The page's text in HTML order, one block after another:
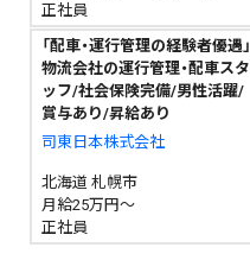
正社員
「配車・運行管理の経験者優遇」
物流会社の運行管理・配車スタ
ッフ/社会保険完備/男性活躍/
賞与あり/昇給あり
司東日本株式会社
北海道 札幌市
月給25万円～
正社員